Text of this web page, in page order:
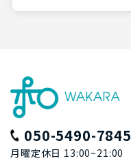
050-5490-7845
月曜定休日 13:00~21:00